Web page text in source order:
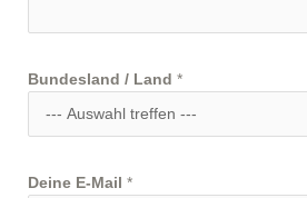
Bundesland / Land *
Deine E-Mail *